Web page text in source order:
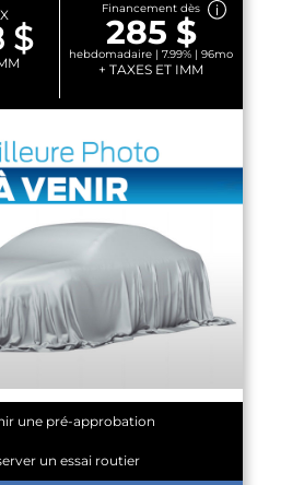
$
Financement dès
285 $
hebdomadaire | 7.99% | 96mo
+ TAXES ET IMM
une pré-approbation
un essai routier